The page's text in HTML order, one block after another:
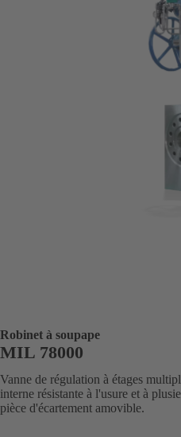
Robinet à soupape
MIL 78000
Vanne de régulation à étages
interne résistante à l'usure et à
pièce d'écartement amovible.